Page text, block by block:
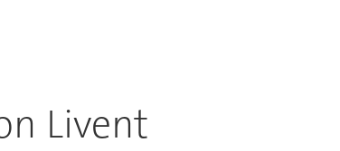
Livent